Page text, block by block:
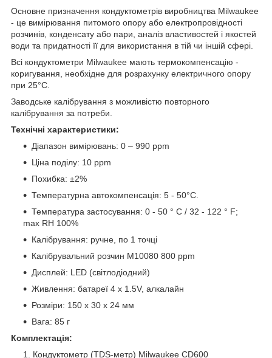
Основне призначення кондуктометрів виробництва Milwaukee
- це вимірювання питомого опору або електропровідності
розчинів, конденсату або пари, аналіз властивостей і якостей
води та придатності її для використання в тій чи іншій сфері.
Всі кондуктометри Milwaukee мають термокомпенсацію -
коригування, необхідне для розрахунку електричного опору
при 25°C.
Заводське калібрування з можливістю повторного
калібрування за потреби.
Технічні характеристики:
Діапазон вимірювань: 0 – 990 ppm
Ціна поділу: 10 ppm
Похибка: ±2%
Температурна автокомпенсація: 5 - 50°C.
Температура застосування: 0 - 50 ° C / 32 - 122 ° F;
max RH 100%
Калібрування: ручне, по 1 точці
Калібрувальний розчин M10080 800 ppm
Дисплей: LED (світлодіодний)
Живлення: батареї 4 x 1.5V, алкалайн
Розміри: 150 x 30 x 24 мм
Вага: 85 г
Комплектація:
Кондуктометр (TDS-метр) Milwaukee CD600